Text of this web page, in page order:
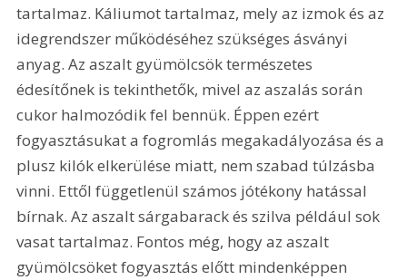
tartalmaz. Káliumot tartalmaz, mely az izmok és az
idegrendszer működéséhez szükséges ásványi
anyag. Az aszalt gyümölcsök természetes
édesítőnek is tekinthetők, mivel az aszalás során
cukor halmozódik fel bennük. Éppen ezért
fogyasztásukat a fogromlás megakadályozása és a
plusz kilók elkerülése miatt, nem szabad túlzásba
vinni. Ettől függetlenül számos jótékony hatással
bírnak. Az aszalt sárgabarack és szilva például sok
vasat tartalmaz. Fontos még, hogy az aszalt
gyümölcsöket fogyasztás előtt mindenképpen